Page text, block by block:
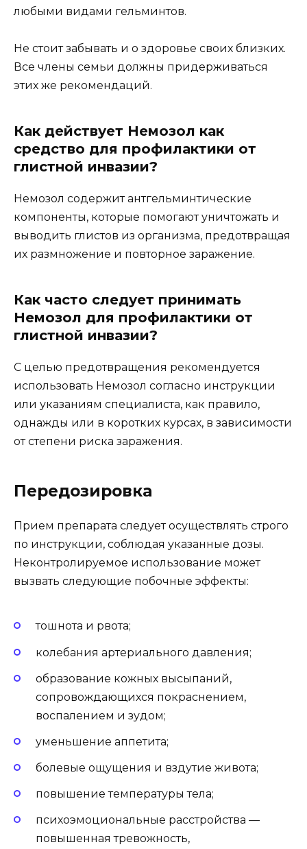
любыми видами гельминтов.
Не стоит забывать и о здоровье своих близких.
Все члены семьи должны придерживаться
этих же рекомендаций.
Как действует Немозол как
средство для профилактики от
глистной инвазии?
Немозол содержит антгельминтические
компоненты, которые помогают уничтожать и
выводить глистов из организма, предотвращая
их размножение и повторное заражение.
Как часто следует принимать
Немозол для профилактики от
глистной инвазии?
С целью предотвращения рекомендуется
использовать Немозол согласно инструкции
или указаниям специалиста, как правило,
однажды или в коротких курсах, в зависимости
от степени риска заражения.
Передозировка
Прием препарата следует осуществлять строго
по инструкции, соблюдая указанные дозы.
Неконтролируемое использование может
вызвать следующие побочные эффекты:
тошнота и рвота;
колебания артериального давления;
образование кожных высыпаний,
сопровождающихся покраснением,
воспалением и зудом;
уменьшение аппетита;
болевые ощущения и вздутие живота;
повышение температуры тела;
психоэмоциональные расстройства —
повышенная тревожность,